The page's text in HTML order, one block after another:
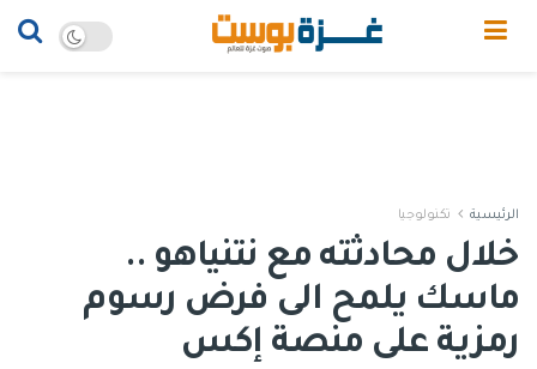
الرئيسية تكنولوجيا
خلال محادثته مع نتنياهو ..
ماسك يلمح الى فرض رسوم
رمزية على منصة إكس